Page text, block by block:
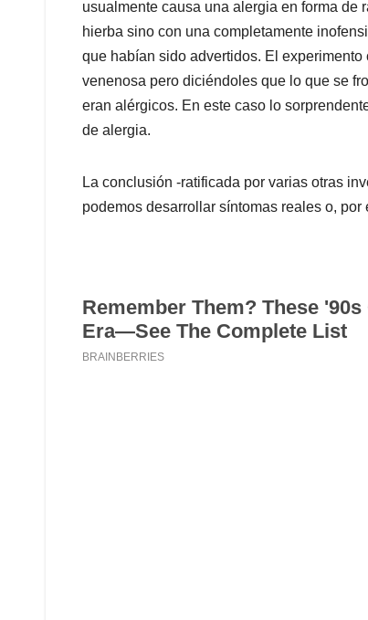
usualmente causa una alergia en forma de
hierba sino con una completamente
que habían sido advertidos. El
venenosa pero diciéndoles que lo que se
eran alérgicos. En este caso lo
de alergia.
La conclusión -ratificada por varias otras
podemos desarrollar síntomas reales o,